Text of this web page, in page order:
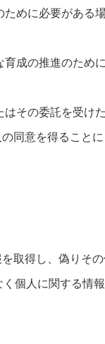
ために必要があ
育成の推進のた
はその委託を受け
同意を得ること
取得し、偽りそ
個人に関する情